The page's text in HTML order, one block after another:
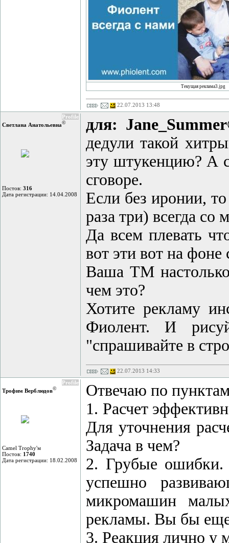
Текущая реклама3.jpg
22.07.2013 13:48
Profile
Светлана Анатольевна©
Постов: 316
Дата регистрации: 14.04.2008
для:
дедули такой
эту штукенцию? А
сговоре.
Если без иронии,
раза три) всегда со
Да всем плевать
вот эти вот на фоне
Ваша ТМ настолько
чем это?
Хотите рекламу
Фиолент. И
"спрашивайте в
22.07.2013 14:33
Profile
Трофим Верблюдов©
Camel Trophy'м
Постов: 1740
Дата регистрации: 18.02.2008
Отвечаю по
1. Расчет
Для уточнения
Задача в чем?
2. Грубые ошибки.
успешно
микромашин
рекламы. Вы бы
3. Реакция лично у